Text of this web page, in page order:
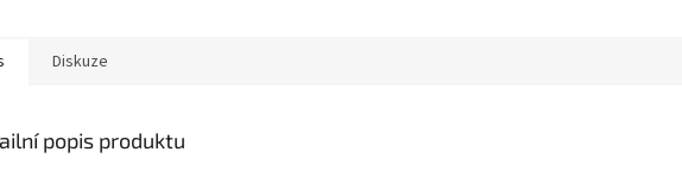
Diskuze
popis produktu